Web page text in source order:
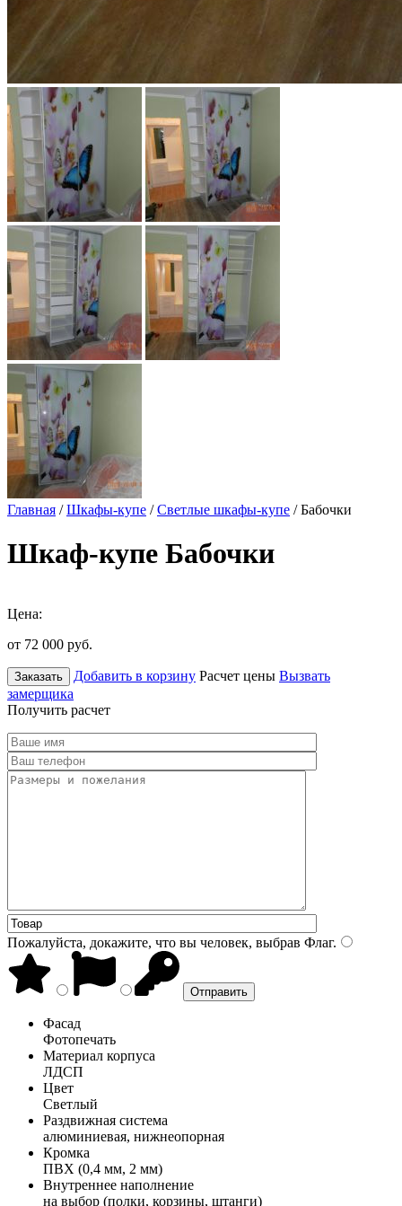
Главная /Шкафы-купе /Светлые шкафы-купе / Бабочки
Шкаф-купе Бабочки
Цена:
от 72 000 руб.
Заказать Добавить в корзину Расчет цены Вызвать
замерщика
Получить расчет
Пожалуйста, докажите, что вы человек, выбрав Флаг.
Фасад
Фотопечать
Материал корпуса
ЛДСП
Цвет
Светлый
Раздвижная система
алюминиевая, нижнеопорная
Кромка
ПВХ (0,4 мм, 2 мм)
Внутреннее наполнение
на выбор (полки, корзины, штанги)